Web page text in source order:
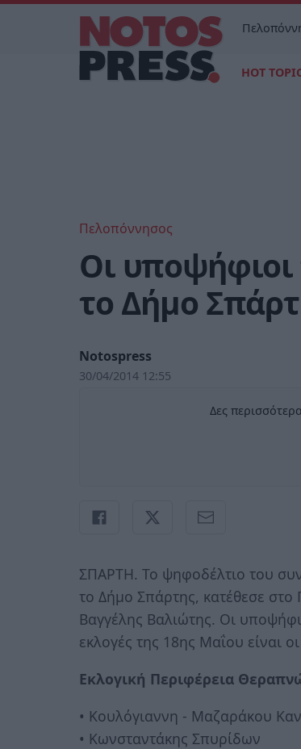
HOT
Πελοπόννησος
Οι
το Δήμο
Notospress
30/04/2014 12:55
Δες
ΣΠΑΡΤΗ. Το ψηφοδέλτιο του
το Δήμο Σπάρτης, κατέθεσε
Βαγγέλης Βαλιώτης. Οι
εκλογές της 18ης Μαΐου είναι
Εκλογική Περιφέρεια
• Κουλόγιαννη - Μαζαράκου
• Κωνσταντάκης Σπυρίδων